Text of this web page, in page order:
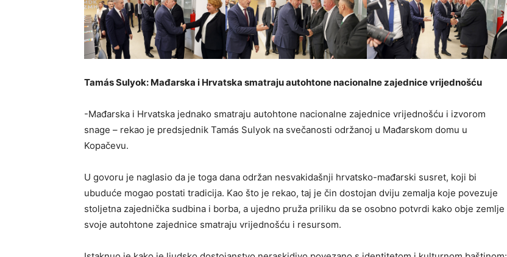
Tamás Sulyok: Mađarska i Hrvatska smatraju autohtone nacionalne zajednice vrijednošću
-Mađarska i Hrvatska jednako smatraju autohtone nacionalne zajednice vrijednošću i izvorom
snage – rekao je predsjednik Tamás Sulyok na svečanosti održanoj u Mađarskom domu u
Kopačevu.
U govoru je naglasio da je toga dana održan nesvakidašnji hrvatsko-mađarski susret, koji bi
ubuduće mogao postati tradicija. Kao što je rekao, taj je čin dostojan dviju zemalja koje povezuje
stoljetna zajednička sudbina i borba, a ujedno pruža priliku da se osobno potvrdi kako obje zemlje
svoje autohtone zajednice smatraju vrijednošću i resursom.